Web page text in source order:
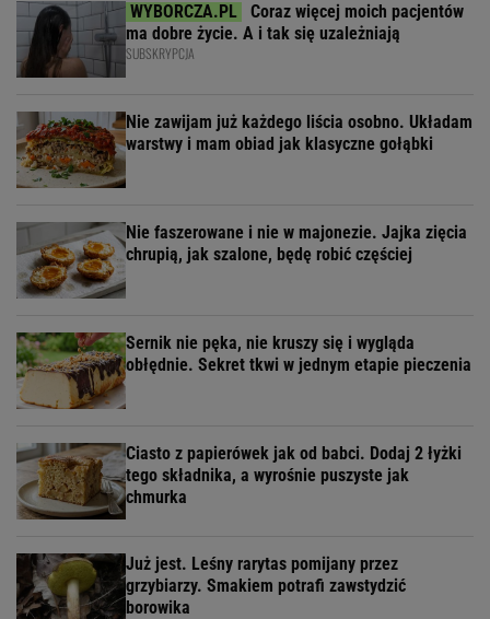
Coraz więcej moich pacjentów
ma dobre życie. A i tak się uzależniają
SUBSKRYPCJA
Nie zawijam już każdego liścia osobno. Układam
warstwy i mam obiad jak klasyczne gołąbki
Nie faszerowane i nie w majonezie. Jajka zięcia
chrupią, jak szalone, będę robić częściej
Sernik nie pęka, nie kruszy się i wygląda
obłędnie. Sekret tkwi w jednym etapie pieczenia
Ciasto z papierówek jak od babci. Dodaj 2 łyżki
tego składnika, a wyrośnie puszyste jak
chmurka
Już jest. Leśny rarytas pomijany przez
grzybiarzy. Smakiem potrafi zawstydzić
borowika